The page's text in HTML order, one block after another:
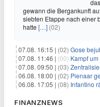
gewann die Bergankunft
siebten Etappe nach einer
hatte […] (02)
07.08. 16:15 | (02) Gose
07.08. 11:46 | (00) Kampf um
07.08. 09:50 | (03)
06.08. 18:00 | (02) Pienaar
06.08. 17:05 | (08) Infantino
FINANZNEWS